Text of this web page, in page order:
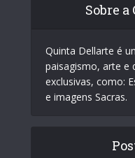
Sobre
Quinta Dellarte é
paisagismo, arte e
exclusivas, como:
e imagens Sacras.